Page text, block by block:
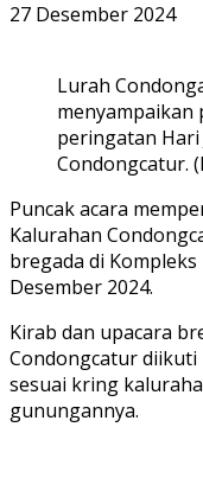
27 Desember 2024
Lurah
menyampaikan
peringatan Hari
Condongcatur.
Puncak acara
Kalurahan
bregada di
Desember 2024.
Kirab dan upacara
Condongcatur diikuti
sesuai kring
gunungannya.